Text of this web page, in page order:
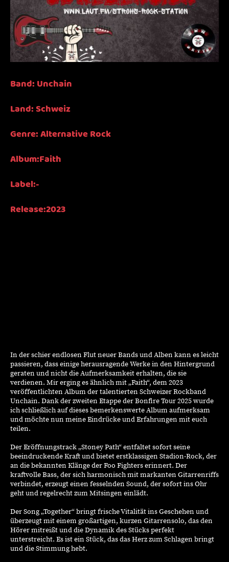
Band: Unchain
Land: Schweiz
Genre:Alternative Rock
Album:Faith
Label:-
Release:2023
In der schier endlosen Flut neuer Bands und Alben kann es leicht
passieren, dass einige herausragende Werke in den Hintergrund
geraten und nicht die Aufmerksamkeit erhalten, die sie
verdienen. Mir erging es ähnlich mit „Faith“, dem 2023
veröffentlichten Album der talentierten Schweizer Rockband
Unchain. Dank der zweiten Etappe der Bonfire Tour 2025 wurde
ich schließlich auf dieses bemerkenswerte Album aufmerksam
und möchte nun meine Eindrücke und Erfahrungen mit euch
teilen.
Der Eröffnungstrack „Stoney Path“ entfaltet sofort seine
beeindruckende Kraft und bietet erstklassigen Stadion-Rock, der
an die bekannten Klänge der Foo Fighters erinnert. Der
kraftvolle Bass, der sich harmonisch mit markanten Gitarrenriffs
verbindet, erzeugt einen fesselnden Sound, der sofort ins Ohr
geht und regelrecht zum Mitsingen einlädt.
Der Song „Together“ bringt frische Vitalität ins Geschehen und
überzeugt mit einem großartigen, kurzen Gitarrensolo, das den
Hörer mitreißt und die Dynamik des Stücks perfekt
unterstreicht. Es ist ein Stück, das das Herz zum Schlagen bringt
und die Stimmung hebt.